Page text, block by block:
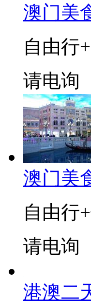
澳门美
自由行
请电询
澳门美
自由行
请电询
港澳二